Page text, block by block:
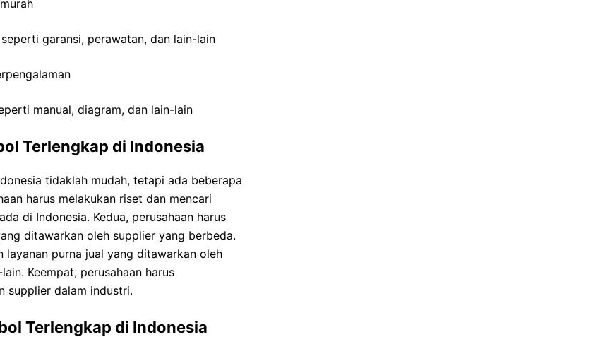
garansi, perawatan, dan lain-lain
manual, diagram, dan lain-lain
Terlengkap di Indonesia
tidaklah mudah, tetapi ada beberapa
harus melakukan riset dan mencari
di Indonesia. Kedua, perusahaan harus
ditawarkan oleh supplier yang berbeda.
layanan purna jual yang ditawarkan oleh
Keempat, perusahaan harus
supplier dalam industri.
Terlengkap di Indonesia